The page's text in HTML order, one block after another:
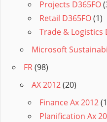
Projects D365FO
Retail D365FO(1)
Trade & Logistics
Microsoft
FR(98)
AX 2012(20)
Finance Ax 2012
Planification Ax